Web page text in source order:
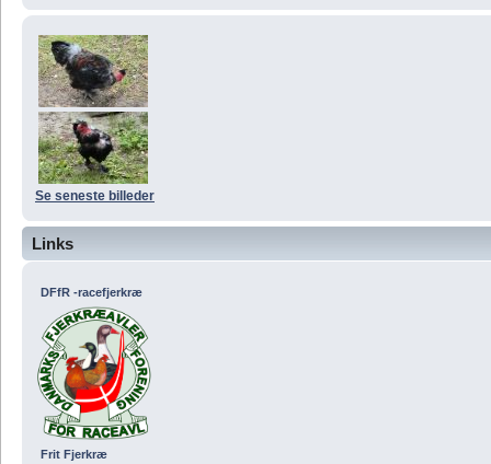
Se seneste billeder
Links
DFfR -racefjerkræ
Frit Fjerkræ